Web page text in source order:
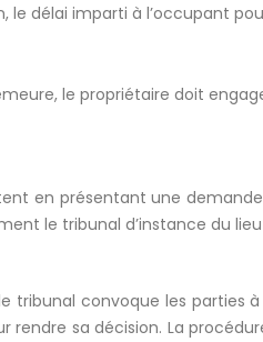
le délai imparti à l’occupant
le propriétaire doit
en présentant une
le tribunal d’instance du
tribunal convoque les
rendre sa décision. La